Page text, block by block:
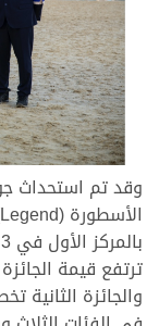
وقد تم استحداث
والجائزة الثانية